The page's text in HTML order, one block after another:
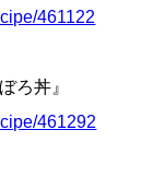
461122
ろ丼』
461292